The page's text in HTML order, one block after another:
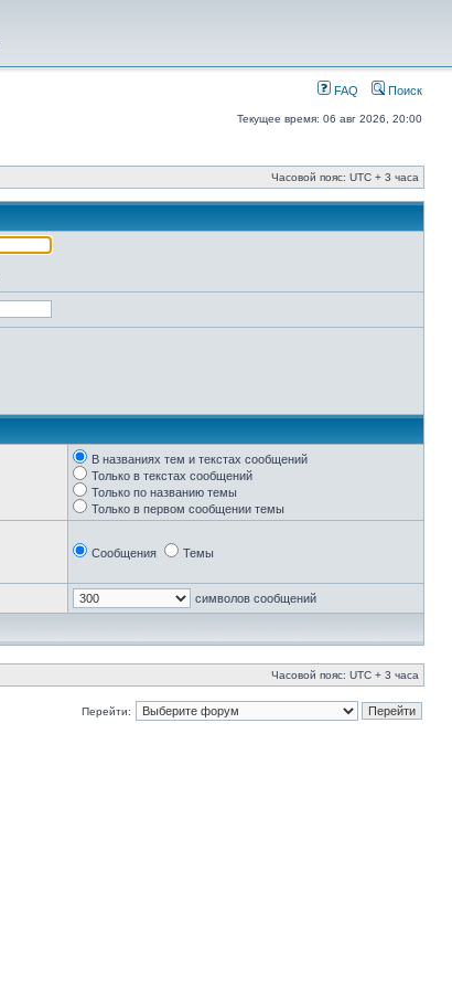
FAQ Поиск
Текущее время: 06 авг 2026, 20:00
Часовой пояс: UTC + 3 часа
В названиях тем и текстах сообщений
Только в текстах сообщений
Только по названию темы
Только в первом сообщении темы
Сообщения Темы
символов сообщений
Часовой пояс: UTC + 3 часа
Перейти: